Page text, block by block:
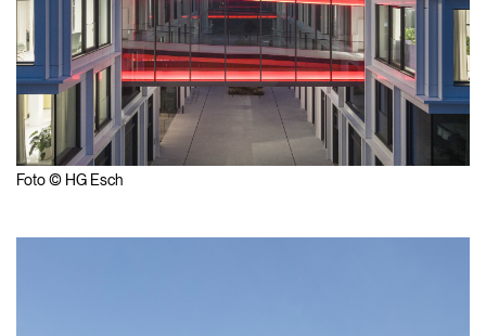
Foto © HG Esch